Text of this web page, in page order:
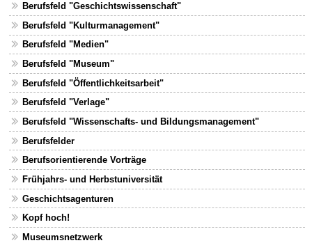
Berufsfeld "Geschichtswissenschaft"
Berufsfeld "Kulturmanagement"
Berufsfeld "Medien"
Berufsfeld "Museum"
Berufsfeld "Öffentlichkeitsarbeit"
Berufsfeld "Verlage"
Berufsfeld "Wissenschafts- und Bildungsmanagement"
Berufsfelder
Berufsorientierende Vorträge
Frühjahrs- und Herbstuniversität
Geschichtsagenturen
Kopf hoch!
Museumsnetzwerk